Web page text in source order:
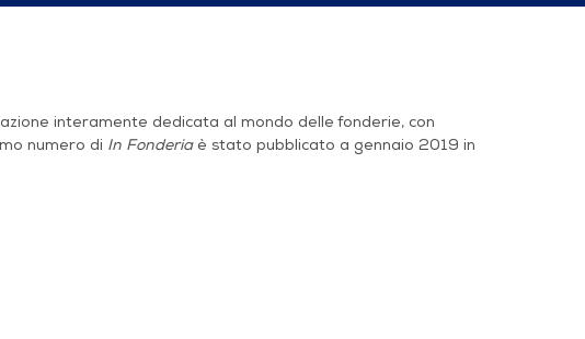
interamente dedicata al mondo delle fonderie, con
numero di In Fonderiaè stato pubblicato a gennaio 2019 in